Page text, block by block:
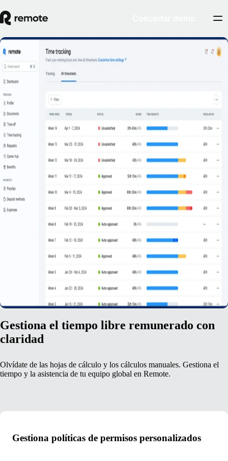
Control del tiempo y la asistencia
Registra el tiempo y la asistencia en todas las zonas horarias,
dondequiera que estén los miembros de tu equipo.
Concertar demostración
Gestiona el tiempo libre remunerado con
claridad
Olvídate de las hojas de cálculo y los cálculos manuales. Gestiona el
tiempo y la asistencia de tu equipo global en Remote.
Gestiona políticas de permisos personalizados